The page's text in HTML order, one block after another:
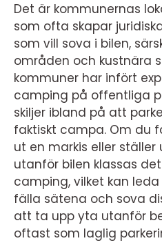
Det är kommunernas
som ofta skapar
som vill sova i bilen,
områden och kustnära
kommuner har infört
camping på offentliga
skiljer ibland på att
faktiskt campa. Om du
ut en markis eller
utanför bilen klassas
camping, vilket kan
fälla sätena och sova
att ta upp yta utanför
oftast som laglig